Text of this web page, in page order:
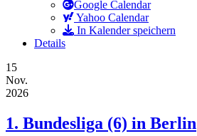
Google Calendar
Yahoo Calendar
In Kalender speichern
Details
15
Nov.
2026
1. Bundesliga (6) in Berlin